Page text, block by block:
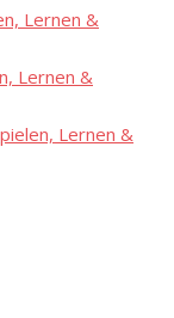
Lernen &
Lernen &
Lernen &